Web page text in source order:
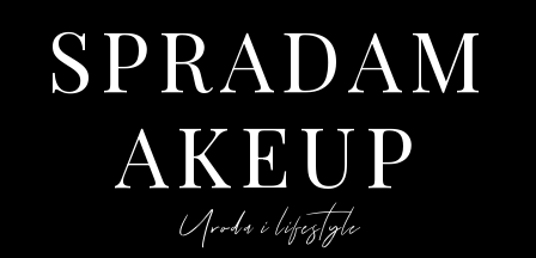
SPRADAM
AKEUP
Uroda i lifestyle